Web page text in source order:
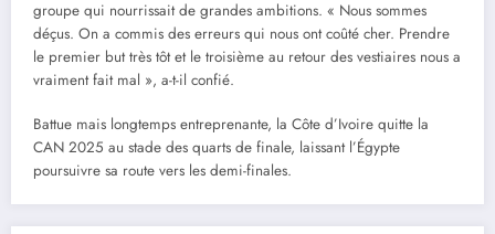
groupe qui nourrissait de grandes ambitions. « Nous sommes
déçus. On a commis des erreurs qui nous ont coûté cher. Prendre
le premier but très tôt et le troisième au retour des vestiaires nous a
vraiment fait mal », a-t-il confié.
Battue mais longtemps entreprenante, la Côte d’Ivoire quitte la
CAN 2025 au stade des quarts de finale, laissant l’Égypte
poursuivre sa route vers les demi-finales.